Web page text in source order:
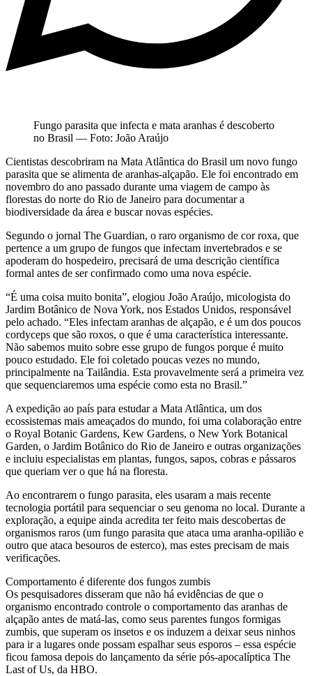
Fungo parasita que infecta e mata aranhas é descoberto
no Brasil — Foto: João Araújo
Cientistas descobriram na Mata Atlântica do Brasil um novo fungo
parasita que se alimenta de aranhas-alçapão. Ele foi encontrado em
novembro do ano passado durante uma viagem de campo às
florestas do norte do Rio de Janeiro para documentar a
biodiversidade da área e buscar novas espécies.
Segundo o jornal The Guardian, o raro organismo de cor roxa, que
pertence a um grupo de fungos que infectam invertebrados e se
apoderam do hospedeiro, precisará de uma descrição científica
formal antes de ser confirmado como uma nova espécie.
“É uma coisa muito bonita”, elogiou João Araújo, micologista do
Jardim Botânico de Nova York, nos Estados Unidos, responsável
pelo achado. “Eles infectam aranhas de alçapão, e é um dos poucos
cordyceps que são roxos, o que é uma característica interessante.
Não sabemos muito sobre esse grupo de fungos porque é muito
pouco estudado. Ele foi coletado poucas vezes no mundo,
principalmente na Tailândia. Esta provavelmente será a primeira vez
que sequenciaremos uma espécie como esta no Brasil.”
A expedição ao país para estudar a Mata Atlântica, um dos
ecossistemas mais ameaçados do mundo, foi uma colaboração entre
o Royal Botanic Gardens, Kew Gardens, o New York Botanical
Garden, o Jardim Botânico do Rio de Janeiro e outras organizações
e incluiu especialistas em plantas, fungos, sapos, cobras e pássaros
que queriam ver o que há na floresta.
Ao encontrarem o fungo parasita, eles usaram a mais recente
tecnologia portátil para sequenciar o seu genoma no local. Durante a
exploração, a equipe ainda acredita ter feito mais descobertas de
organismos raros (um fungo parasita que ataca uma aranha-opilião e
outro que ataca besouros de esterco), mas estes precisam de mais
verificações.
Comportamento é diferente dos fungos zumbis
Os pesquisadores disseram que não há evidências de que o
organismo encontrado controle o comportamento das aranhas de
alçapão antes de matá-las, como seus parentes fungos formigas
zumbis, que superam os insetos e os induzem a deixar seus ninhos
para ir a lugares onde possam espalhar seus esporos – essa espécie
ficou famosa depois do lançamento da série pós-apocalíptica The
Last of Us, da HBO.